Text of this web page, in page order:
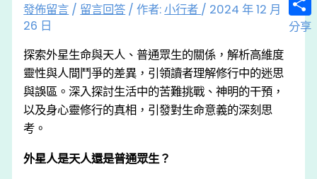
發佈留言 / 留言回答 / 作者:小行者 / 2024 年 12 月
26 日
探索外星生命與天人、普通眾生的關係，解析高維度
靈性與人間鬥爭的差異，引領讀者理解修行中的迷思
與誤區。深入探討生活中的苦難挑戰、神明的干預，
以及身心靈修行的真相，引發對生命意義的深刻思
考。
外星人是天人還是普通眾生？
分享